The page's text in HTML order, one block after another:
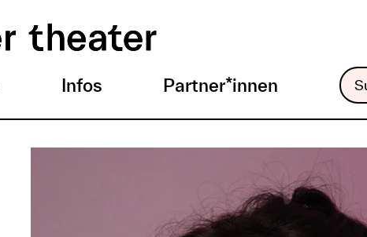
Infos Partner*innen